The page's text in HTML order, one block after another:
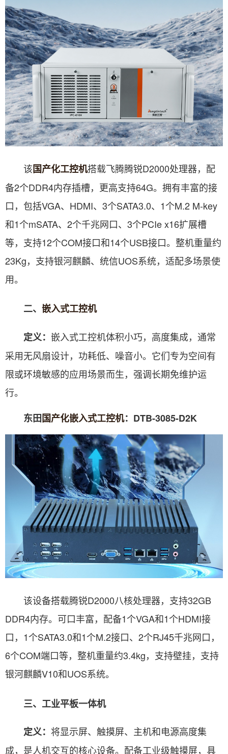
该国产化工控机搭载飞腾腾锐D2000处理器，配
备2个DDR4内存插槽，更高支持64G。拥有丰富的接
口，包括VGA、HDMI、3个SATA3.0、1个M.2 M-key
和1个mSATA、2个千兆网口、3个PCIe x16扩展槽
等，支持12个COM接口和14个USB接口。整机重量约
23Kg，支持银河麒麟、统信UOS系统，适配多场景使
用。
二、 嵌入式工控机
定义： 嵌入式工控机体积小巧，高度集成，通常
采用无风扇设计，功耗低、噪音小。它们专为空间有
限或环境敏感的应用场景而生，强调长期免维护运
行。
东田国产化嵌入式工控机：DTB-3085-D2K
该设备搭载腾锐D2000八核处理器，支持32GB
DDR4内存。可口丰富，配备1个VGA和1个HDMI接
口，1个SATA3.0和1个M.2接口、2个RJ45千兆网口，
6个COM端口等，整机重量约3.4kg，支持壁挂，支持
银河麒麟V10和UOS系统。
三、工业平板一体机
定义： 将显示屏、触摸屏、主机和电源高度集
成，是人机交互的核心设备。配备工业级触摸屏，具